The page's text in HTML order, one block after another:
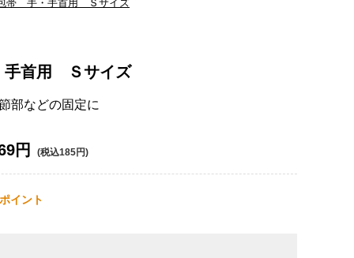
帯 手・手首用 Ｓサイズ
首用 Ｓサイズ
部などの固定に
円 (税込185円)
ポイント